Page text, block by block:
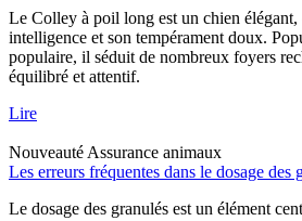
Le Colley à poil long est un chien élégant,
intelligence et son tempérament doux.
populaire, il séduit de nombreux foyers
équilibré et attentif.
Lire
Nouveauté Assurance animaux
Les erreurs fréquentes dans le dosage des
Le dosage des granulés est un élément